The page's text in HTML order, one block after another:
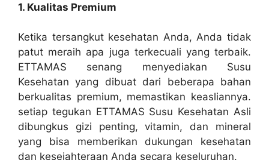
1. Kualitas Premium
Ketika tersangkut kesehatan Anda, Anda tidak
patut meraih apa juga terkecuali yang terbaik.
ETTAMAS senang menyediakan Susu
Kesehatan yang dibuat dari beberapa bahan
berkualitas premium, memastikan keasliannya.
setiap tegukan ETTAMAS Susu Kesehatan Asli
dibungkus gizi penting, vitamin, dan mineral
yang bisa memberikan dukungan kesehatan
dan kesejahteraan Anda secara keseluruhan.